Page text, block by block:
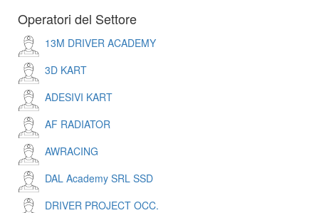
Operatori del Settore
13M DRIVER ACADEMY
3D KART
ADESIVI KART
AF RADIATOR
AWRACING
DAL Academy SRL SSD
DRIVER PROJECT OCC.